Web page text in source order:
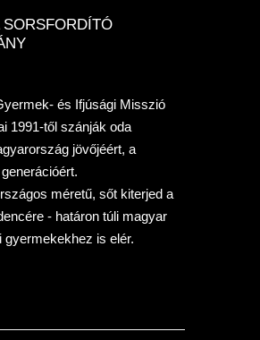
SORSFORDÍTÓ
és Ifjúsági Misszió
1991-től szánják oda
jövőjéért, a
méretű, sőt kiterjed a
- határon túli magyar
gyermekekhez is elér.